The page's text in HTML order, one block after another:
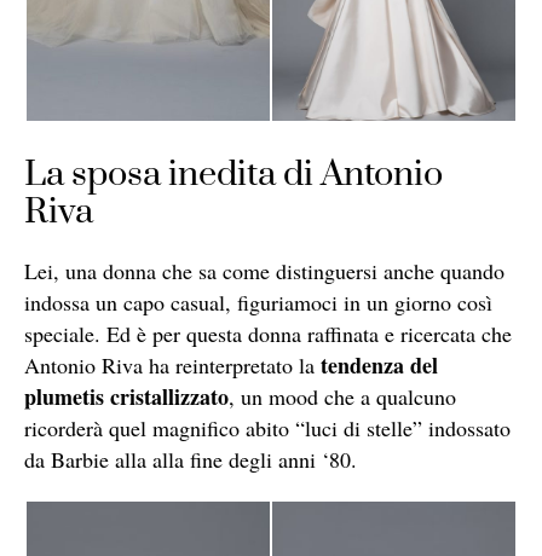
La sposa inedita di Antonio
Riva
Lei, una donna che sa come distinguersi anche quando
indossa un capo casual, figuriamoci in un giorno così
speciale. Ed è per questa donna raffinata e ricercata che
Antonio Riva ha reinterpretato la tendenza del
plumetis cristallizzato, un mood che a qualcuno
ricorderà quel magnifico abito “luci di stelle” indossato
da Barbie alla alla fine degli anni ‘80.